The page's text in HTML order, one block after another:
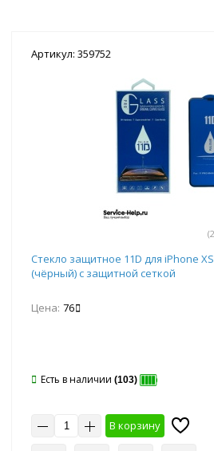
Артикул: 359752
Стекло защитное 11D для iPhone XS
(чёрный) с защитной сеткой
Цена: 76
Есть в наличии (103)
В корзину